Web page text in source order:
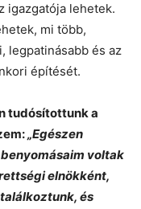
igazgatója lehetek.
mi több,
legpatinásabb és az
építését.
tudósítottunk a
„Egészen
voltak
elnökként,
és